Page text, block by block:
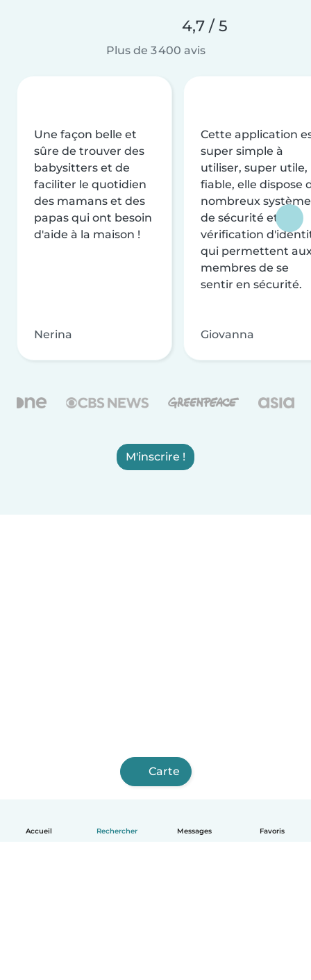
Accueil Rechercher Messages Favoris
4,7 / 5
Plus de 3 400 avis
Une façon belle et
sûre de trouver des
babysitters et de
faciliter le quotidien
des mamans et des
papas qui ont besoin
d'aide à la maison !
Nerina
Cette application
super simple à
utiliser, super utile,
fiable, elle dispose
nombreux
de sécurité et de
vérification
qui permettent
membres de se
sentir en sécurité.
Giovanna
M'inscrire !
Carte